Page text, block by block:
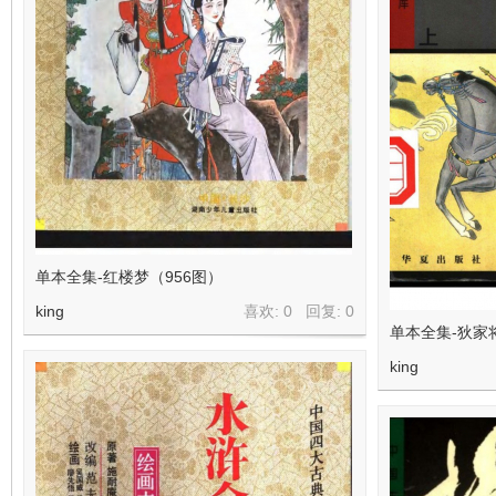
单本全集-红楼梦（956图）
喜欢: 0 回复: 0
king
单本全集-狄家
king